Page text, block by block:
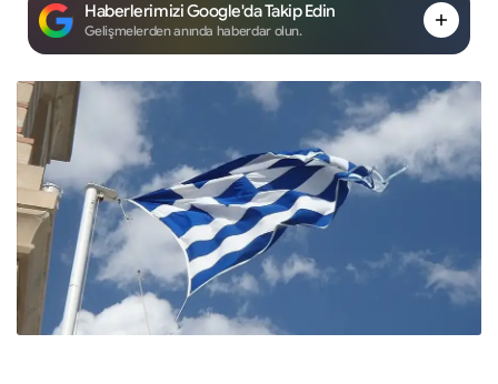
Haberlerimizi Google'da Takip Edin
Gelişmelerden anında haberdar olun.